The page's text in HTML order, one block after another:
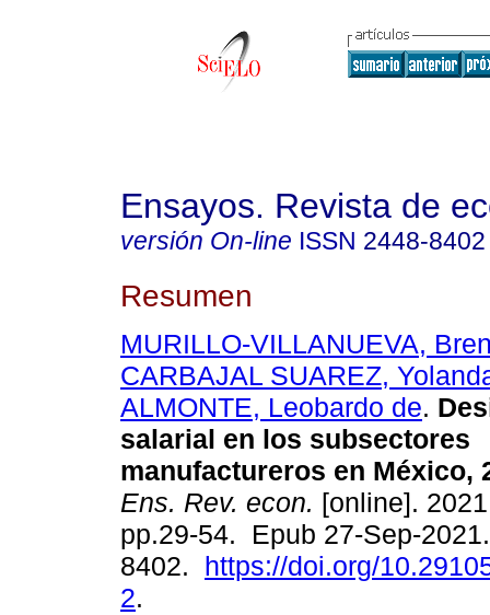
Ensayos. Revista de
versión On-line ISSN 2448-8402
Resumen
MURILLO-VILLANUEVA,
CARBAJAL SUAREZ,
ALMONTE, Leobardo de.
salarial en los subsectores
manufactureros en México,
Ens. Rev. econ. [online].
pp.29-54. Epub 27-Sep-
8402. https://doi.org/
2.